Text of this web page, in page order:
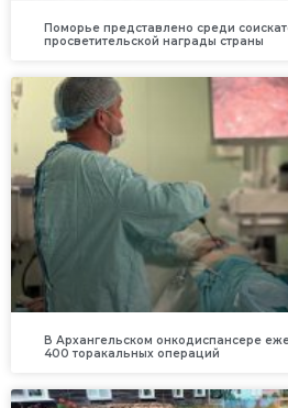
Поморье представлено среди
просветительской награды страны
В Архангельском онкодиспансере
400 торакальных операций